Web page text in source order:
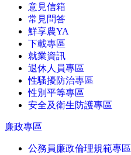
意見信箱
常見問答
鮮享農YA
下載專區
就業資訊
退休人員專區
性騷擾防治專區
性別平等專區
安全及衛生防護專區
廉政專區
公務員廉政倫理規範專區